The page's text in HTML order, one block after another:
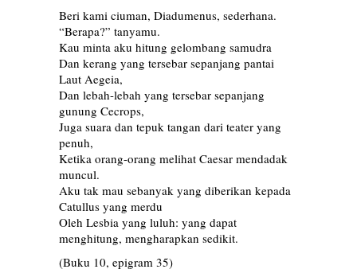
Beri kami ciuman, Diadumenus, sederhana.
“Berapa?” tanyamu.
Kau minta aku hitung gelombang samudra
Dan kerang yang tersebar sepanjang pantai
Laut Aegeia,
Dan lebah-lebah yang tersebar sepanjang
gunung Cecrops,
Juga suara dan tepuk tangan dari teater yang
penuh,
Ketika orang-orang melihat Caesar mendadak
muncul.
Aku tak mau sebanyak yang diberikan kepada
Catullus yang merdu
Oleh Lesbia yang luluh: yang dapat
menghitung, mengharapkan sedikit.
(Buku 10, epigram 35)